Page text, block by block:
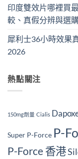
印度雙效片哪裡買
較、真假分辨與選
犀利士36小時效果
2026
熱點關注
150mg劑量 Cialis
Super P-Force P-
P-Force 香港